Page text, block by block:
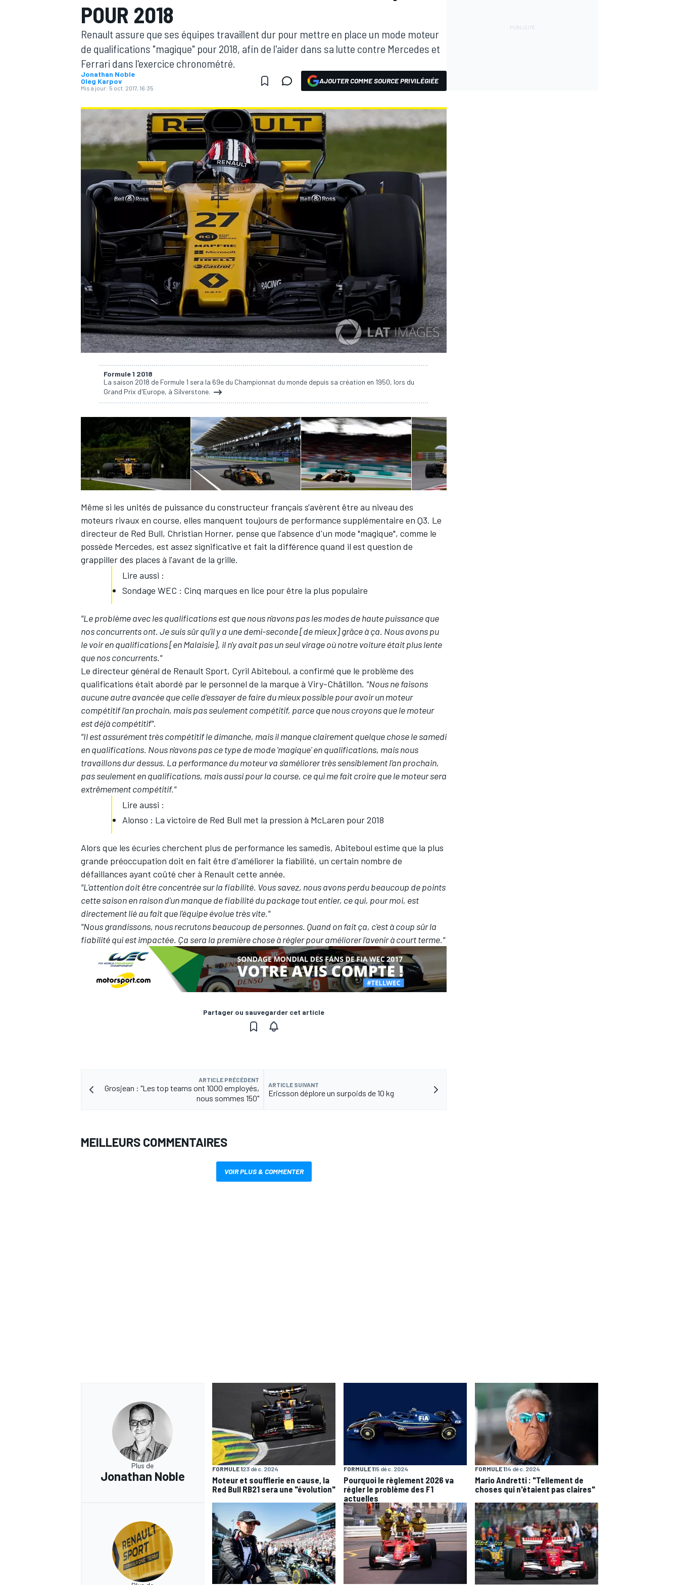
MOTOGP
WRC
AUTRES CHAMPIONNATS
POUR 2018
Renault assure que ses équipes travaillent dur pour mettre en place un mode moteur
de qualifications "magique" pour 2018, afin de l'aider dans sa lutte contre Mercedes et
Ferrari dans l'exercice chronométré.
Jonathan Noble
Oleg Karpov
Mis à jour: 5 oct. 2017, 16:35
AJOUTER COMME SOURCE PRIVILÉGIÉE
Formule 1 2018
La saison 2018 de Formule 1 sera la 69e du Championnat du monde depuis sa création en 1950, lors du
Grand Prix d'Europe, à Silverstone.
Même si les unités de puissance du constructeur français s'avèrent être au niveau des
moteurs rivaux en course, elles manquent toujours de performance supplémentaire en Q3. Le
directeur de Red Bull, Christian Horner, pense que l'absence d'un mode "magique", comme le
possède Mercedes, est assez significative et fait la différence quand il est question de
grappiller des places à l'avant de la grille.
Lire aussi :
Sondage WEC : Cinq marques en lice pour être la plus populaire
"Le problème avec les qualifications est que nous n'avons pas les modes de haute puissance que
nos concurrents ont. Je suis sûr qu'il y a une demi-seconde [de mieux] grâce à ça. Nous avons pu
le voir en qualifications [en Malaisie], il n'y avait pas un seul virage où notre voiture était plus lente
que nos concurrents."
Le directeur général de Renault Sport, Cyril Abiteboul, a confirmé que le problème des
qualifications était abordé par le personnel de la marque à Viry-Châtillon. "Nous ne faisons
aucune autre avancée que celle d'essayer de faire du mieux possible pour avoir un moteur
compétitif l'an prochain, mais pas seulement compétitif, parce que nous croyons que le moteur
est déjà compétitif".
"Il est assurément très compétitif le dimanche, mais il manque clairement quelque chose le samedi
en qualifications. Nous n'avons pas ce type de mode 'magique' en qualifications, mais nous
travaillons dur dessus. La performance du moteur va s'améliorer très sensiblement l'an prochain,
pas seulement en qualifications, mais aussi pour la course, ce qui me fait croire que le moteur sera
extrêmement compétitif."
Lire aussi :
Alonso : La victoire de Red Bull met la pression à McLaren pour 2018
Alors que les écuries cherchent plus de performance les samedis, Abiteboul estime que la plus
grande préoccupation doit en fait être d'améliorer la fiabilité, un certain nombre de
défaillances ayant coûté cher à Renault cette année.
"L'attention doit être concentrée sur la fiabilité. Vous savez, nous avons perdu beaucoup de points
cette saison en raison d'un manque de fiabilité du package tout entier, ce qui, pour moi, est
directement lié au fait que l'équipe évolue très vite."
"Nous grandissons, nous recrutons beaucoup de personnes. Quand on fait ça, c'est à coup sûr la
fiabilité qui est impactée. Ça sera la première chose à régler pour améliorer l'avenir à court terme."
Partager ou sauvegarder cet article
ARTICLE PRÉCÉDENT
Grosjean : "Les top teams ont 1000 employés,
nous sommes 150"
ARTICLE SUIVANT
Ericsson déplore un surpoids de 10 kg
MEILLEURS COMMENTAIRES
VOIR PLUS & COMMENTER
Plus de
Jonathan Noble
FORMULE 123 déc. 2024
Moteur et soufflerie en cause, la
Red Bull RB21 sera une "évolution"
FORMULE 115 déc. 2024
Pourquoi le règlement 2026 va
régler le problème des F1
actuelles
FORMULE 114 déc. 2024
Mario Andretti : "Tellement de
choses qui n'étaient pas claires"